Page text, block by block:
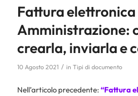
Fattura elettronica
Amministrazione:
crearla, inviarla e
10 Agosto 2021 / in Tipi di documento
Nell’articolo precedente: “Fattura